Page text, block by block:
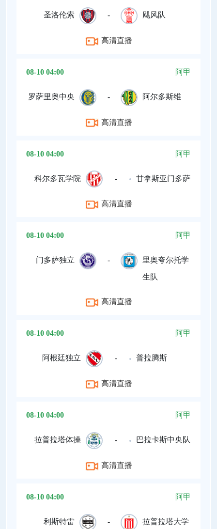
圣洛伦索 - 飓风队
高清直播
08-10 04:00 阿甲
罗萨里奥中央 - 阿尔多斯维
高清直播
08-10 04:00 阿甲
科尔多瓦学院 - 甘拿斯亚门多萨
高清直播
08-10 04:00 阿甲
门多萨独立 - 里奥夸尔托学
生队
高清直播
08-10 04:00 阿甲
阿根廷独立 - 普拉腾斯
高清直播
08-10 04:00 阿甲
拉普拉塔体操 - 巴拉卡斯中央队
高清直播
08-10 04:00 阿甲
利斯特雷 - 拉普拉塔大学